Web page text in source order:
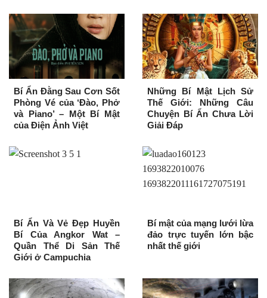
Bí Ẩn Đằng Sau Cơn Sốt
Phòng Vé của ‘Đào, Phở
và Piano’ – Một Bí Mật
của Điện Ảnh Việt
Những Bí Mật Lịch Sử
Thế Giới: Những Câu
Chuyện Bí Ẩn Chưa Lời
Giải Đáp
Bí Ẩn Và Vẻ Đẹp Huyền
Bí Của Angkor Wat –
Quần Thể Di Sản Thế
Giới ở Campuchia
Bí mật của mạng lưới lừa
đảo trực tuyến lớn bậc
nhất thế giới